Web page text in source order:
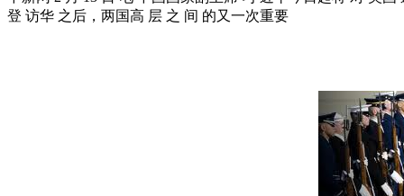
登 访华 之后，两国高 层 之 间 的又一次重要